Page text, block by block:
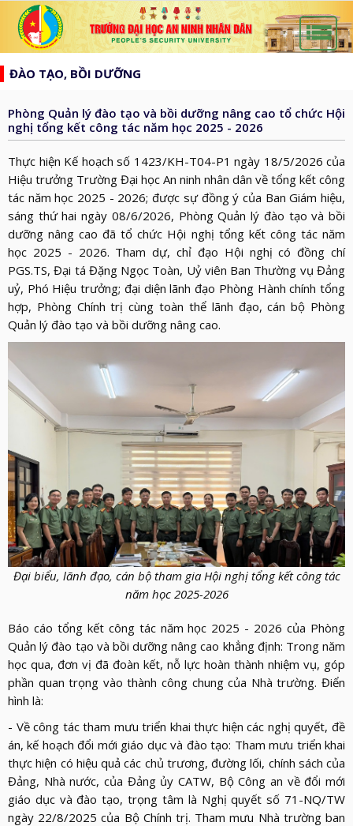
list
search
CHỦ
GIỚI
THIỆU
TỚI
BẦU
CỬ
QH
VÀ
HĐND
TẠP
CHÍ
AN
NINH
NHÂN
DÂN
TIN
TỨC
ĐÀO
TẠO
NGHIÊN
CỨU
KHOA
HỌC
XÂY
DỰNG
LƯỢNG
THƯ
VIỆN
ẢNH
THƯ
VIỆN
VIDEO
LIÊN
ĐÀO TẠO, BỒI DƯỠNG
Phòng Quản lý đào tạo và bồi dưỡng nâng cao tổ chức Hội
nghị tổng kết công tác năm học 2025 - 2026
Thực hiện Kế hoạch số 1423/KH-T04-P1 ngày 18/5/2026 của
Hiệu trưởng Trường Đại học An ninh nhân dân về tổng kết công
tác năm học 2025 - 2026; được sự đồng ý của Ban Giám hiệu,
sáng thứ hai ngày 08/6/2026, Phòng Quản lý đào tạo và bồi
dưỡng nâng cao đã tổ chức Hội nghị tổng kết công tác năm
học 2025 - 2026. Tham dự, chỉ đạo Hội nghị có đồng chí
PGS.TS, Đại tá Đặng Ngọc Toàn, Uỷ viên Ban Thường vụ Đảng
uỷ, Phó Hiệu trưởng; đại diện lãnh đạo Phòng Hành chính tổng
hợp, Phòng Chính trị cùng toàn thể lãnh đạo, cán bộ Phòng
Quản lý đào tạo và bồi dưỡng nâng cao.
Đại biểu, lãnh đạo, cán bộ tham gia Hội nghị tổng kết công tác
năm học 2025-2026
Báo cáo tổng kết công tác năm học 2025 - 2026 của Phòng
Quản lý đào tạo và bồi dưỡng nâng cao khẳng định: Trong năm
học qua, đơn vị đã đoàn kết, nỗ lực hoàn thành nhiệm vụ, góp
phần quan trọng vào thành công chung của Nhà trường. Điển
hình là:
- Về công tác tham mưu triển khai thực hiện các nghị quyết, đề
án, kế hoạch đổi mới giáo dục và đào tạo: Tham mưu triển khai
thực hiện có hiệu quả các chủ trương, đường lối, chính sách của
Đảng, Nhà nước, của Đảng ủy CATW, Bộ Công an về đổi mới
giáo dục và đào tạo, trọng tâm là Nghị quyết số 71-NQ/TW
ngày 22/8/2025 của Bộ Chính trị. Tham mưu Nhà trường ban